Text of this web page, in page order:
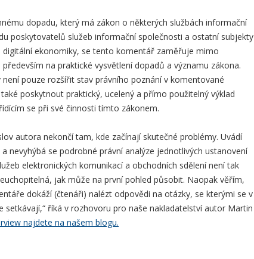
dopadu, který má zákon o některých službách informační
poskytovatelů služeb informační společnosti a ostatní subjekty
digitální ekonomiky, se tento komentář zaměřuje mimo
na praktické vysvětlení dopadů a významu zákona.
pouze rozšířit stav právního poznání v komentované
poskytnout praktický, ucelený a přímo použitelný výklad
se při své činnosti tímto zákonem.
autora nekončí tam, kde začínají skutečné problémy. Uvádí
nevyhýbá se podrobné právní analýze jednotlivých ustanovení
elektronických komunikací a obchodních sdělení není tak
jak může na první pohled působit. Naopak věřím,
dokáží (čtenáři) nalézt odpovědi na otázky, se kterými se v
setkávají,“ říká v rozhovoru pro naše nakladatelství autor Martin
najdete na našem blogu.